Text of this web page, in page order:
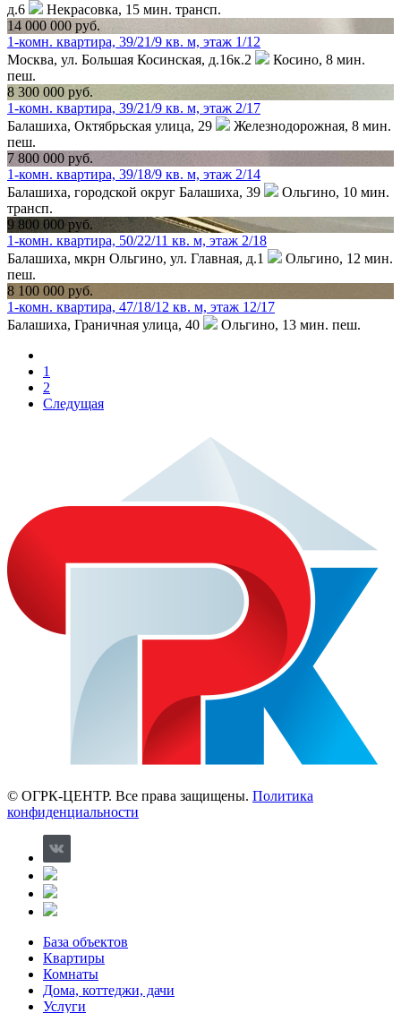
д.6
Некрасовка, 15 мин. трансп.
14 000 000 руб.
1-комн. квартира, 39/21/9 кв. м, этаж 1/12
Москва, ул. Большая Косинская, д.16к.2
Косино, 8 мин.
пеш.
8 300 000 руб.
1-комн. квартира, 39/21/9 кв. м, этаж 2/17
Балашиха, Октябрьская улица, 29
Железнодорожная, 8 мин.
пеш.
7 800 000 руб.
1-комн. квартира, 39/18/9 кв. м, этаж 2/14
Балашиха, городской округ Балашиха, 39
Ольгино, 10 мин.
трансп.
9 800 000 руб.
1-комн. квартира, 50/22/11 кв. м, этаж 2/18
Балашиха, мкрн Ольгино, ул. Главная, д.1
Ольгино, 12 мин.
пеш.
8 100 000 руб.
1-комн. квартира, 47/18/12 кв. м, этаж 12/17
Балашиха, Граничная улица, 40
Ольгино, 13 мин. пеш.
1
2
Следущая
© ОГРК-ЦЕНТР. Все права защищены. Политика
конфиденциальности
База объектов
Квартиры
Комнаты
Дома, коттеджи, дачи
Услуги